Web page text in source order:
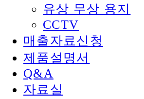
유상 무상 용지
CCTV
매출자료신청
제품설명서
Q&A
자료실